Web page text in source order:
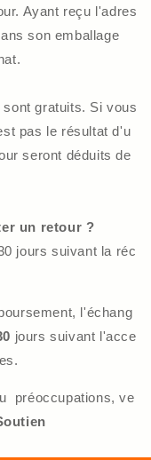
Ayant reçu l'adres
son emballage
gratuits. Si vous
pas le résultat d'u
seront déduits de
un retour ?
jours suivant la réc
l'échang
jours suivant l'acce
préoccupations, ve